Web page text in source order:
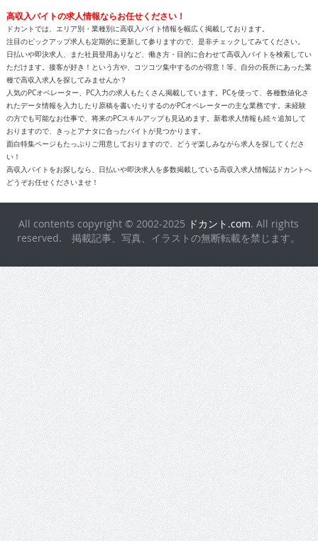
高収入バイトの求人情報ならお任せください！
ドカントでは、エリア別・業種別に高収入バイト情報を幅広く掲載しております。
注目のピックアップ求人も定期的に更新して参りますので、是非チェックしてみてください。
日払いや即決求人、また社員登用ありなど、働き方・目的に合わせて高収入バイトを検索してい
ただけます。接客が好き！という方や、コツコツ集中するのが得意！等、自分の長所にあった業
種で高収入求人を探してみませんか？
人気のPCオペレーター、PC入力の求人もたくさん掲載しています。PCを使って、各種数値化さ
れたデータ情報を入力したり原稿を書いたりするのがPCオペレーターの主な業務です。未経験
の方でも可能なお仕事で、将来のPCスキルアップも見込めます。新着求人情報も続々追加して
おりますので、きっとアナタに合ったバイトが見つかります。
面白特集ページもたっぷりご用意しておりますので、どうぞ楽しみながら求人を探してくださ
い！
高収入バイトをお探しなら、日払いや即決求人を多数掲載している高収入求人情報誌ドカントへ
どうぞお任せくださいませ！
All contents copyright © 2002-2025 ドカント.com. All rights
reserved. 掲載記事、写真、イラストの無断転載を禁じます。